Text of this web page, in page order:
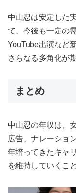
中山忍は安定した
て、今後も一定の
YouTube出演など
さらなる多角化が
まとめ
中山忍の年収は、
広告、ナレーショ
年培ってきたキャ
を維持していくこ